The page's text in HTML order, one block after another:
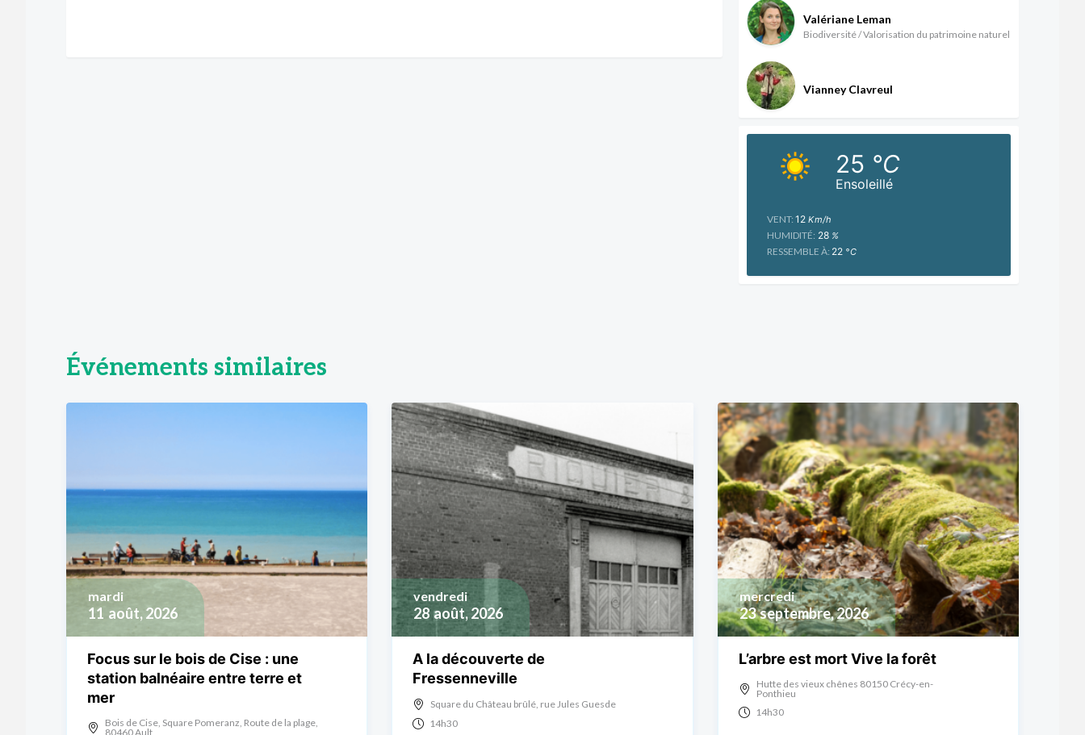
Valériane Leman
Biodiversité / Valorisation du patrimoine naturel
Vianney Clavreul
Ensoleillé
25 °C
VENT: 12Km/h
HUMIDITÉ: 28%
RESSEMBLE À: 22°C
Événements similaires
11 août, 2026
mardi
Focus sur le bois de Cise : une
station balnéaire entre terre et
mer
Bois de Cise, Square Pomeranz, Route de la plage,
80460 Ault
28 août, 2026
vendredi
A la découverte de
Fressenneville
Square du Château brûlé, rue Jules Guesde
14h30
23 septembre, 2026
mercredi
L’arbre est mort Vive la forêt
Hutte des vieux chênes 80150 Crécy-en-
Ponthieu
14h30